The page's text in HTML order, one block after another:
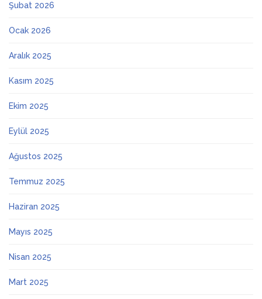
Şubat 2026
Ocak 2026
Aralık 2025
Kasım 2025
Ekim 2025
Eylül 2025
Ağustos 2025
Temmuz 2025
Haziran 2025
Mayıs 2025
Nisan 2025
Mart 2025